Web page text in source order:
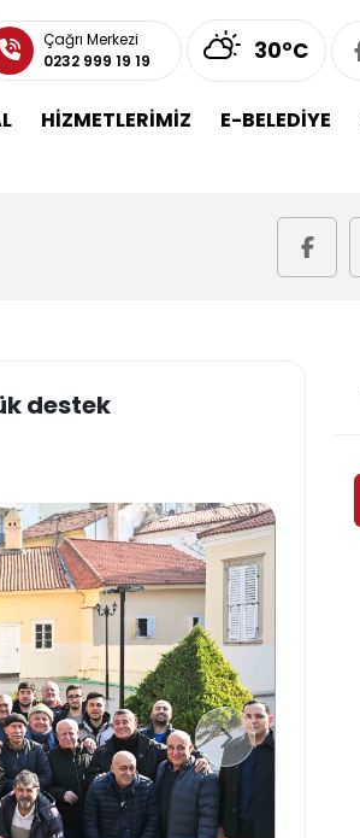
Çağrı Merkezi
0232 999 19 19
30°C
HİZMETLERİMİZ E-BELEDİYE
destek